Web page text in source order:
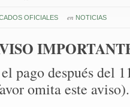
OFICIALES en NOTICIAS
pago después del
omita este aviso).